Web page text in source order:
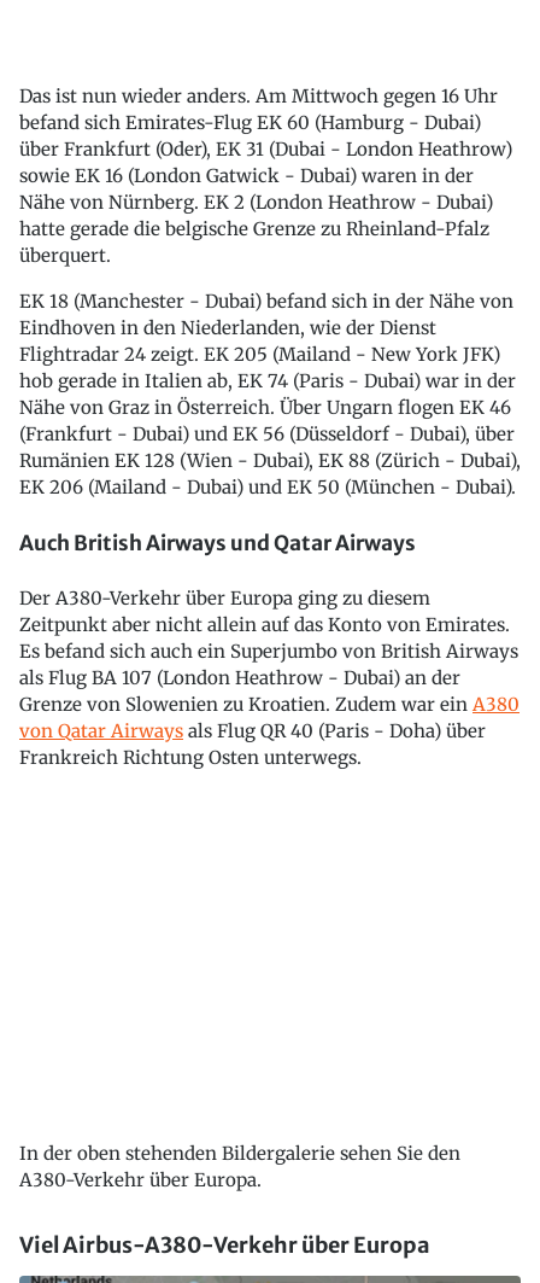
Das ist nun wieder anders. Am Mittwoch gegen 16 Uhr
befand sich Emirates-Flug EK 60 (Hamburg - Dubai)
über Frankfurt (Oder), EK 31 (Dubai - London Heathrow)
sowie EK 16 (London Gatwick - Dubai) waren in der
Nähe von Nürnberg. EK 2 (London Heathrow - Dubai)
hatte gerade die belgische Grenze zu Rheinland-Pfalz
überquert.
EK 18 (Manchester - Dubai) befand sich in der Nähe von
Eindhoven in den Niederlanden, wie der Dienst
Flightradar 24 zeigt. EK 205 (Mailand - New York JFK)
hob gerade in Italien ab, EK 74 (Paris - Dubai) war in der
Nähe von Graz in Österreich. Über Ungarn flogen EK 46
(Frankfurt - Dubai) und EK 56 (Düsseldorf - Dubai), über
Rumänien EK 128 (Wien - Dubai), EK 88 (Zürich - Dubai),
EK 206 (Mailand - Dubai) und EK 50 (München - Dubai).
Auch British Airways und Qatar Airways
Der A380-Verkehr über Europa ging zu diesem
Zeitpunkt aber nicht allein auf das Konto von Emirates.
Es befand sich auch ein Superjumbo von British Airways
als Flug BA 107 (London Heathrow - Dubai) an der
Grenze von Slowenien zu Kroatien. Zudem war ein A380
von Qatar Airways als Flug QR 40 (Paris - Doha) über
Frankreich Richtung Osten unterwegs.
In der oben stehenden Bildergalerie sehen Sie den
A380-Verkehr über Europa.
Viel Airbus-A380-Verkehr über Europa